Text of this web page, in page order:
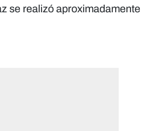
se realizó aproximadamente